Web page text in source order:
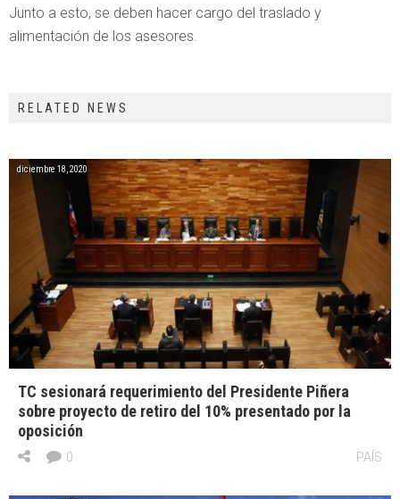
Junto a esto, se deben hacer cargo del traslado y
alimentación de los asesores.
RELATED NEWS
diciembre 18, 2020
TC sesionará requerimiento del Presidente Piñera
sobre proyecto de retiro del 10% presentado por la
oposición
PAÍS
0